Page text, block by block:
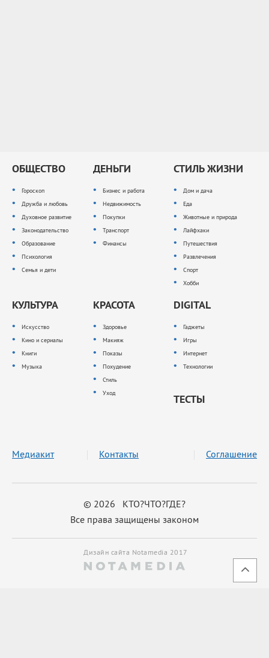
ОБЩЕСТВО
Гороскоп
Дружба и любовь
Духовное развитие
Законодательство
Образование
Психология
Семья и дети
ДЕНЬГИ
Бизнес и работа
Недвижимость
Покупки
Транспорт
Финансы
СТИЛЬ ЖИЗНИ
Дом и дача
Еда
Животные и природа
Лайфхаки
Путешествия
Развлечения
Спорт
Хобби
КУЛЬТУРА
Искусство
Кино и сериалы
Книги
Музыка
КРАСОТА
Здоровье
Макияж
Показы
Похудение
Стиль
Уход
DIGITAL
Гаджеты
Игры
Интернет
Технологии
ТЕСТЫ
© 2026 КТО?ЧТО?ГДЕ?
Все права защищены законом
Медиакит Контакты Соглашение
Дизайн сайта Notamedia 2017